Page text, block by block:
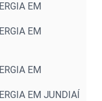
EM
EM
EM
EM JUNDIAÍ